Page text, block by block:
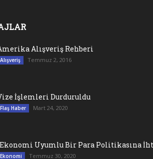
Alışveriş Rehberi
Alışveriş Temmuz 2, 2016
İşlemleri Durduruldu
Flaş Haber Mart 24, 2020
Uyumlu Bir Para Politikasına
Ekonomi Temmuz 30, 2020